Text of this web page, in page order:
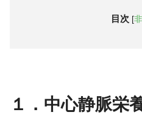
目次 [
１．中心静脈栄